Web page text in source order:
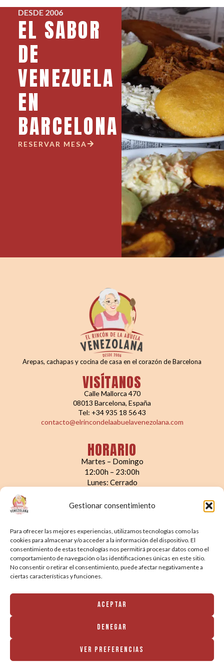
Gestionar consentimiento
Para ofrecer las mejores experiencias, utilizamos tecnologías como las
cookies para almacenar y/o acceder a la información del dispositivo. El
consentimiento de estas tecnologías nos permitirá procesar datos como el
comportamiento de navegación o las identificaciones únicas en este sitio.
No consentir o retirar el consentimiento, puede afectar negativamente a
ciertas características y funciones.
Aceptar
Denegar
Ver preferencias
DESDE 2006
EL SABOR
DE
VENEZUELA
EN
BARCELONA
RESERVAR MESA
Arepas, cachapas y cocina de casa en el corazón de Barcelona
VISÍTANOS
Calle Mallorca 470
08013 Barcelona, España
Tel: +34 935 18 56 43
contacto@elrincondelaabuelavenezolana.com
HORARIO
Martes – Domingo
12:00h – 23:00h
Lunes: Cerrado
LINKS DE INTERÉS
Reservar Mesa
Quiénes somos
Condiciones de Reserva
Aviso Legal
Política de Privacidad
Política de Cookies
©2026 El rincón de la abuela venezolana | rest. venezolano